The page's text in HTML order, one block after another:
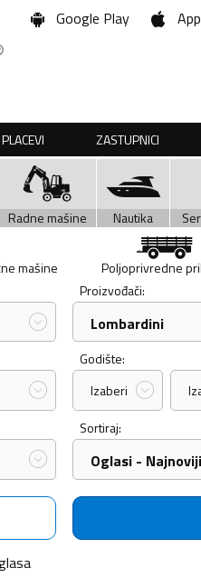
Google Play
ZASTUPNICI
Radne mašine Nautika
mašine Poljoprivredne
Proizvođači:
Lombardini
Godište:
Izaberi
Sortiraj:
Oglasi - Najnoviji